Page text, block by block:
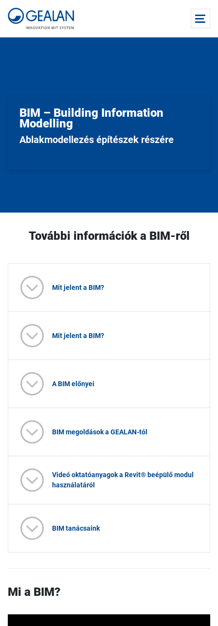
BIM – Building Information
Modelling
Ablakmodellezés építészek részére
További információk a BIM-ről
Mit jelent a BIM?
Mit jelent a BIM?
A BIM előnyei
BIM megoldások a GEALAN-tól
Videó oktatóanyagok a Revit® beépülő modul
használatáról
BIM tanácsaink
Mi a BIM?